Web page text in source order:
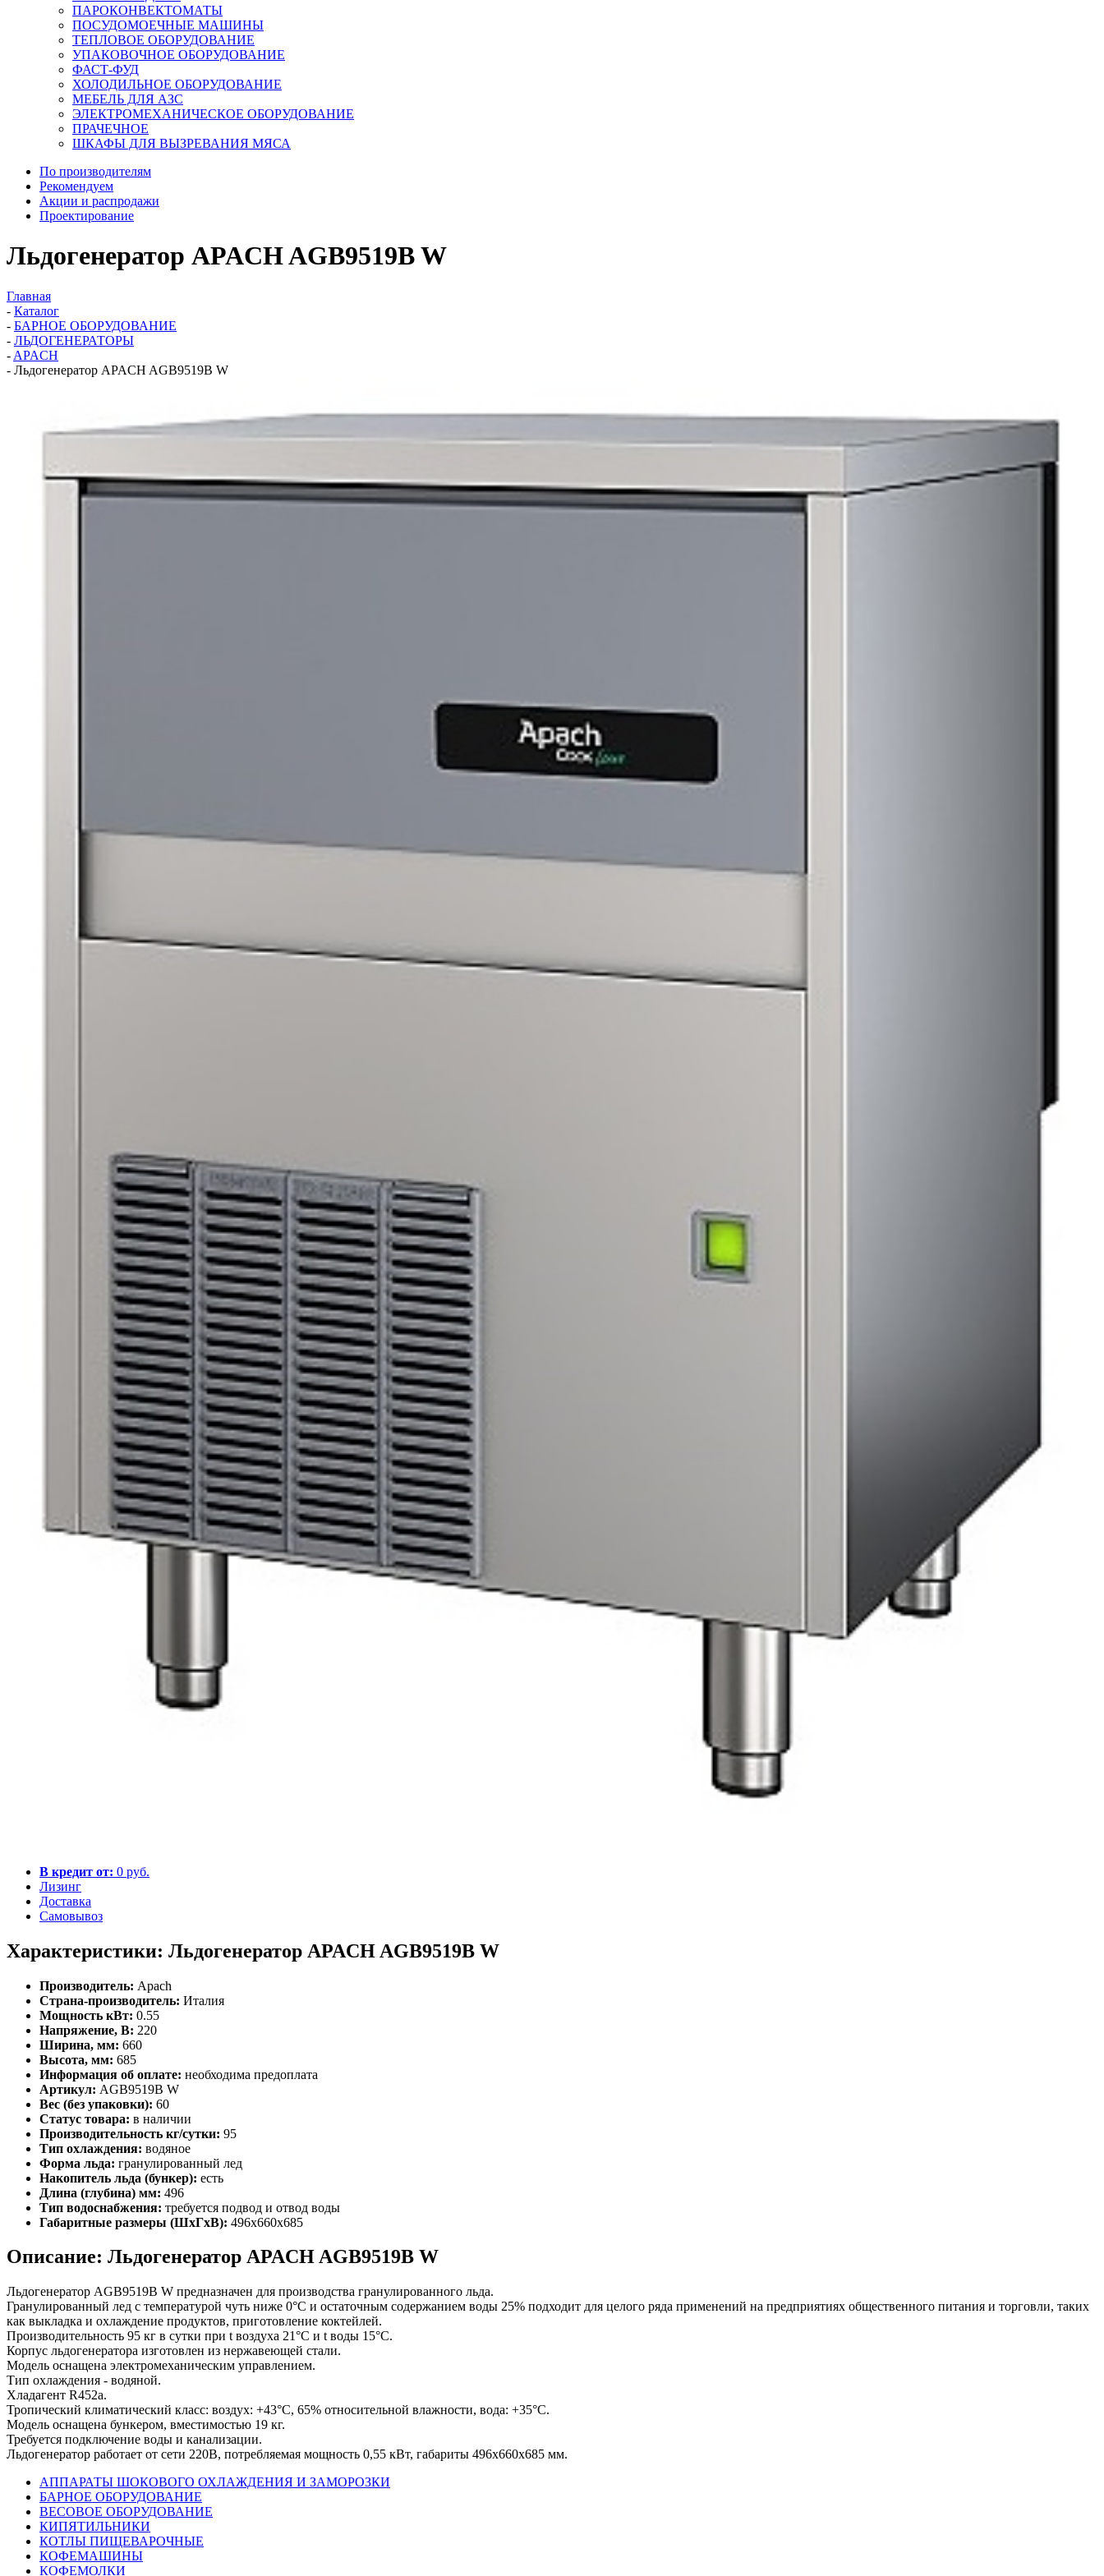
ПАРОКОНВЕКТОМАТЫ
ПОСУДОМОЕЧНЫЕ МАШИНЫ
ТЕПЛОВОЕ ОБОРУДОВАНИЕ
УПАКОВОЧНОЕ ОБОРУДОВАНИЕ
ФАСТ-ФУД
ХОЛОДИЛЬНОЕ ОБОРУДОВАНИЕ
МЕБЕЛЬ ДЛЯ АЗС
ЭЛЕКТРОМЕХАНИЧЕСКОЕ ОБОРУДОВАНИЕ
ПРАЧЕЧНОЕ
ШКАФЫ ДЛЯ ВЫЗРЕВАНИЯ МЯСА
По производителям
Рекомендуем
Акции и распродажи
Проектирование
Льдогенератор APACH AGB9519B W
Главная
- Каталог
- БАРНОЕ ОБОРУДОВАНИЕ
- ЛЬДОГЕНЕРАТОРЫ
- APACH
- Льдогенератор APACH AGB9519B W
В кредит от: 0 руб.
Лизинг
Доставка
Самовывоз
Характеристики: Льдогенератор APACH AGB9519B W
Производитель: Apach
Страна-производитель: Италия
Мощность кВт: 0.55
Напряжение, В: 220
Ширина, мм: 660
Высота, мм: 685
Информация об оплате: необходима предоплата
Артикул: AGB9519B W
Вес (без упаковки): 60
Статус товара: в наличии
Производительность кг/сутки: 95
Тип охлаждения: водяное
Форма льда: гранулированный лед
Накопитель льда (бункер): есть
Длина (глубина) мм: 496
Тип водоснабжения: требуется подвод и отвод воды
Габаритные размеры (ШхГхВ): 496x660x685
Описание: Льдогенератор APACH AGB9519B W
Льдогенератор AGB9519B W предназначен для производства гранулированного льда.
Гранулированный лед с температурой чуть ниже 0°C и остаточным содержанием воды 25% подходит для целого ряда применений на предприятиях общественного питания и торговли, таких
как выкладка и охлаждение продуктов, приготовление коктейлей.
Производительность 95 кг в сутки при t воздухa 21°C и t воды 15°C.
Корпус льдогенератора изготовлен из нержавеющей стали.
Модель оснащена электромеханическим управлением.
Тип охлаждения - водяной.
Хладагент R452a.
Тропический климатический класс: воздух: +43°С, 65% относительной влажности, вода: +35°С.
Модель оснащена бункером, вместимостью 19 кг.
Требуется подключение воды и канализации.
Льдогенератор работает от сети 220В, потребляемая мощность 0,55 кВт, габариты 496x660x685 мм.
АППАРАТЫ ШОКОВОГО ОХЛАЖДЕНИЯ И ЗАМОРОЗКИ
БАРНОЕ ОБОРУДОВАНИЕ
ВЕСОВОЕ ОБОРУДОВАНИЕ
КИПЯТИЛЬНИКИ
КОТЛЫ ПИЩЕВАРОЧНЫЕ
КОФЕМАШИНЫ
КОФЕМОЛКИ